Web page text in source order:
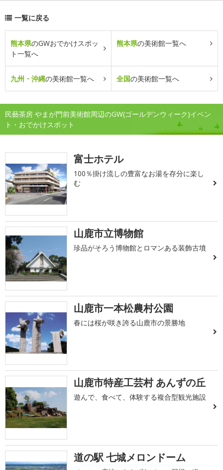
一覧に戻る
熊本県のGWおでかけスポッ
ト一覧へ
熊本県の美術館一覧へ
九州・沖縄の美術館一覧へ 全国の美術館一覧へ
民藝茶房 やまが門前美術館周辺のGW(ゴールデンウィーク)イベン
ト・おでかけスポット
富士ホテル
100％掛け流しの豊富なお湯を存分に楽し
む
山鹿市立博物館
珍品がそろう博物館とロマンある装飾古墳
山鹿市一本松農村公園
春には桜が咲き誇る山鹿市の景勝地
山鹿市特産工芸村 あんずの丘
遊んで、食べて、体験する複合型観光施設
道の駅 七城メロンドーム